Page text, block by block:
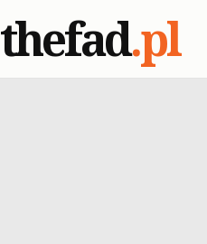
thefad.pl